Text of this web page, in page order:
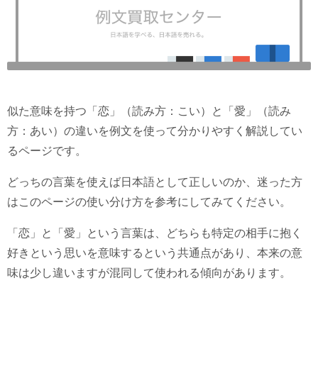
似た意味を持つ「恋」（読み方：こい）と「愛」（読み
方：あい）の違いを例文を使って分かりやすく解説してい
るページです。
どっちの言葉を使えば日本語として正しいのか、迷った方
はこのページの使い分け方を参考にしてみてください。
「恋」と「愛」という言葉は、どちらも特定の相手に抱く
好きという思いを意味するという共通点があり、本来の意
味は少し違いますが混同して使われる傾向があります。